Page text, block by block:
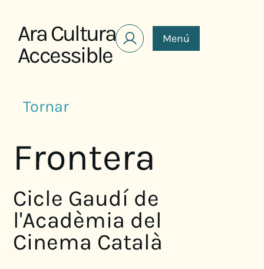
Ara Cultura
Accessible
Menú
Tornar
Frontera
Cicle Gaudí de
l'Acadèmia del
Cinema Català